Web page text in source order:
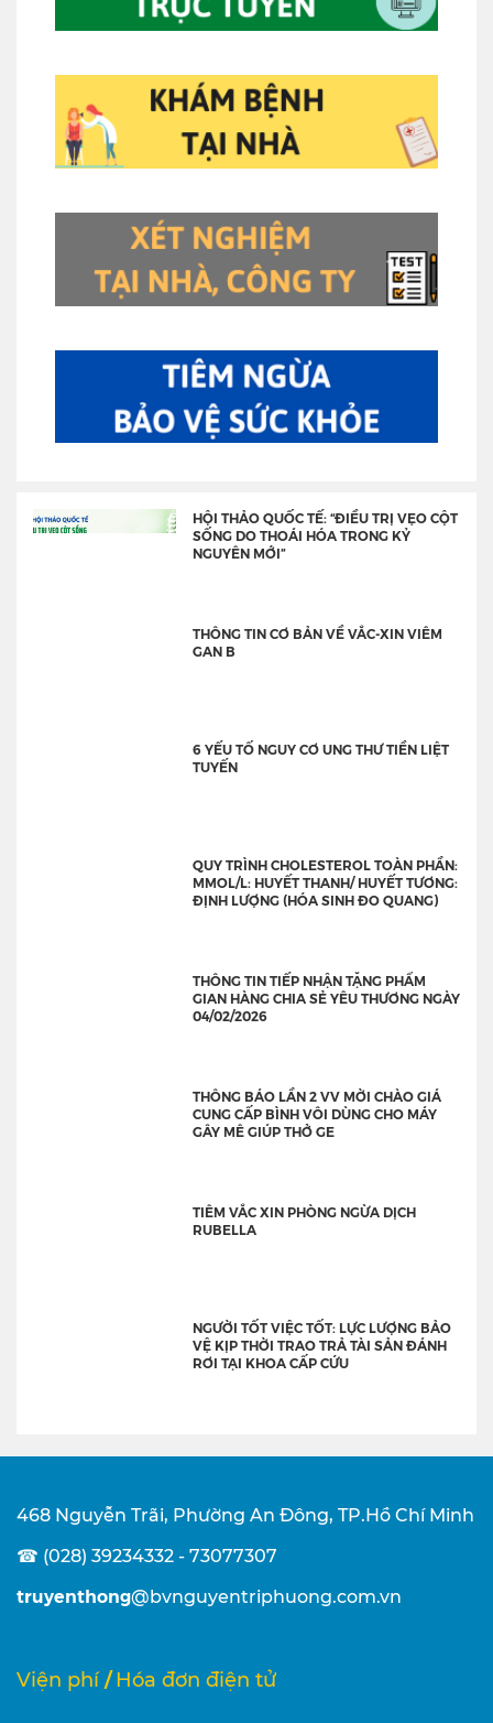
HỘI THẢO QUỐC TẾ: “ĐIỀU TRỊ VẸO CỘT
SỐNG DO THOÁI HÓA TRONG KỶ
NGUYÊN MỚI”
THÔNG TIN CƠ BẢN VỀ VẮC-XIN VIÊM
GAN B
6 YẾU TỐ NGUY CƠ UNG THƯ TIỀN LIỆT
TUYẾN
QUY TRÌNH CHOLESTEROL TOÀN PHẦN:
MMOL/L: HUYẾT THANH/ HUYẾT TƯƠNG:
ĐỊNH LƯỢNG (HÓA SINH ĐO QUANG)
THÔNG TIN TIẾP NHẬN TẶNG PHẨM
GIAN HÀNG CHIA SẺ YÊU THƯƠNG NGÀY
04/02/2026
THÔNG BÁO LẦN 2 VV MỜI CHÀO GIÁ
CUNG CẤP BÌNH VÔI DÙNG CHO MÁY
GÂY MÊ GIÚP THỞ GE
TIÊM VẮC XIN PHÒNG NGỪA DỊCH
RUBELLA
NGƯỜI TỐT VIỆC TỐT: LỰC LƯỢNG BẢO
VỆ KỊP THỜI TRAO TRẢ TÀI SẢN ĐÁNH
RƠI TẠI KHOA CẤP CỨU
468 Nguyễn Trãi, Phường An Đông, TP.Hồ Chí Minh
☎ (028) 39234332 - 73077307
truyenthong@bvnguyentriphuong.com.vn
Viện phí / Hóa đơn điện tử